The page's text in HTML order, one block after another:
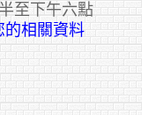
至下午六點
的相關資料